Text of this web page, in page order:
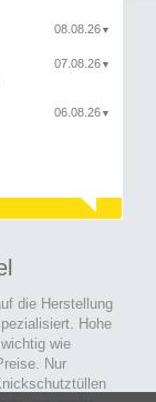
08.08.26 ▼
07.08.26 ▼
06.08.26 ▼
die Herstellung
Hohe
wie
Nur